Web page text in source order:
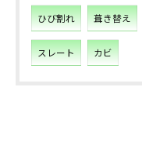
ひび割れ 葺き替え
スレート カビ